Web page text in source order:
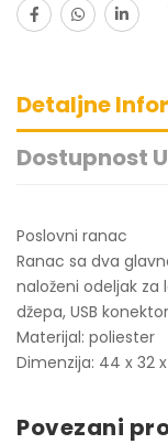
Detaljne
Dostupnost
Poslovni ranac
Ranac sa dva
naloženi odeljak za
džepa, USB konektor
Materijal: poliester
Dimenzija: 44 x 32
Povezani